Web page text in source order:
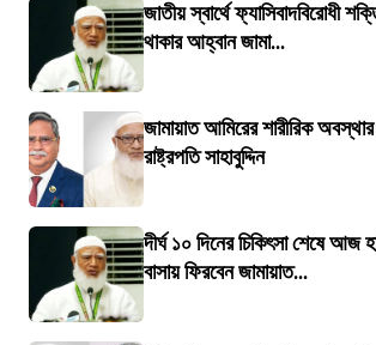
জাতীয় স্বার্থে ফ্যাসিবাদবিরোধী
থাকার আহ্বান জামা...
জামায়াত আমিরের শারীরিক
রাষ্ট্রপতি সাহাবুদ্দিন
দীর্ঘ ১০ দিনের চিকিৎসা শেষে আজ
বাসায় ফিরবেন জামায়াত...